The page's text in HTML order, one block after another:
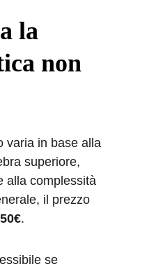
la
non
varia in base alla
superiore,
alla complessità
il prezzo
.
se